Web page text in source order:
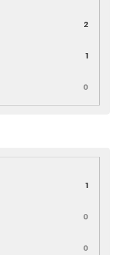
2
1
0
1
0
0